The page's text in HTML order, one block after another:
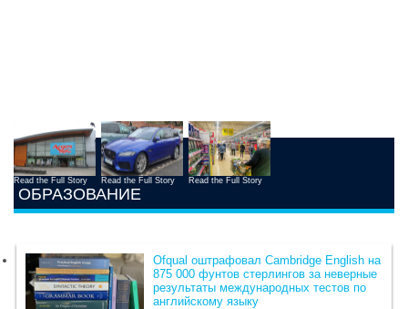
Read the Full Story Read the Full Story Read the Full Story
ОБРАЗОВАНИЕ
Ofqual оштрафовал Cambridge English на
875 000 фунтов стерлингов за неверные
результаты международных тестов по
английскому языку